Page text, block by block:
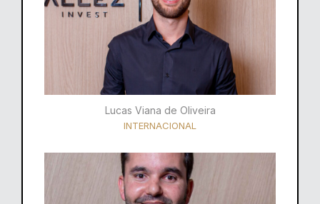
Lucas Viana de Oliveira
INTERNACIONAL